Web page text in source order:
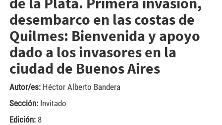
desembarco en las costas de
Quilmes: Bienvenida y apoyo
dado a los invasores en la
ciudad de Buenos Aires
Autor/es: Héctor Alberto Bandera
Sección: Invitado
Edición: 8